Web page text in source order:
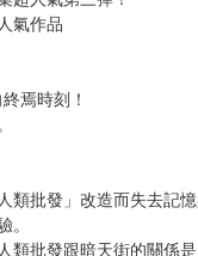
取貨≦1次 未完成交易
超人氣第三彈！